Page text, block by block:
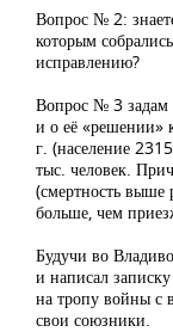
Вопрос № 2:
которым
исправлению?
Вопрос № 3 задам
и о её «решении»
г. (население
тыс. человек.
(смертность выше
больше, чем
Будучи во
и написал
на тропу войны с
свои союзники.